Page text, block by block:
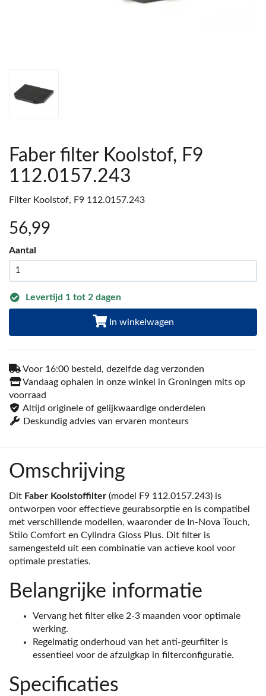
Faber filter Koolstof, F9
112.0157.243
Filter Koolstof, F9 112.0157.243
56,99
Aantal
Levertijd 1 tot 2 dagen
In winkelwagen
Voor 16:00 besteld, dezelfde dag verzonden
Vandaag ophalen in onze winkel in Groningen mits op
voorraad
Altijd originele of gelijkwaardige onderdelen
Deskundig advies van ervaren monteurs
Omschrijving
Dit Faber Koolstoffilter (model F9 112.0157.243) is
ontworpen voor effectieve geurabsorptie en is compatibel
met verschillende modellen, waaronder de In-Nova Touch,
Stilo Comfort en Cylindra Gloss Plus. Dit filter is
samengesteld uit een combinatie van actieve kool voor
optimale prestaties.
Belangrijke informatie
Vervang het filter elke 2-3 maanden voor optimale
werking.
Regelmatig onderhoud van het anti-geurfilter is
essentieel voor de afzuigkap in filterconfiguratie.
Specificaties